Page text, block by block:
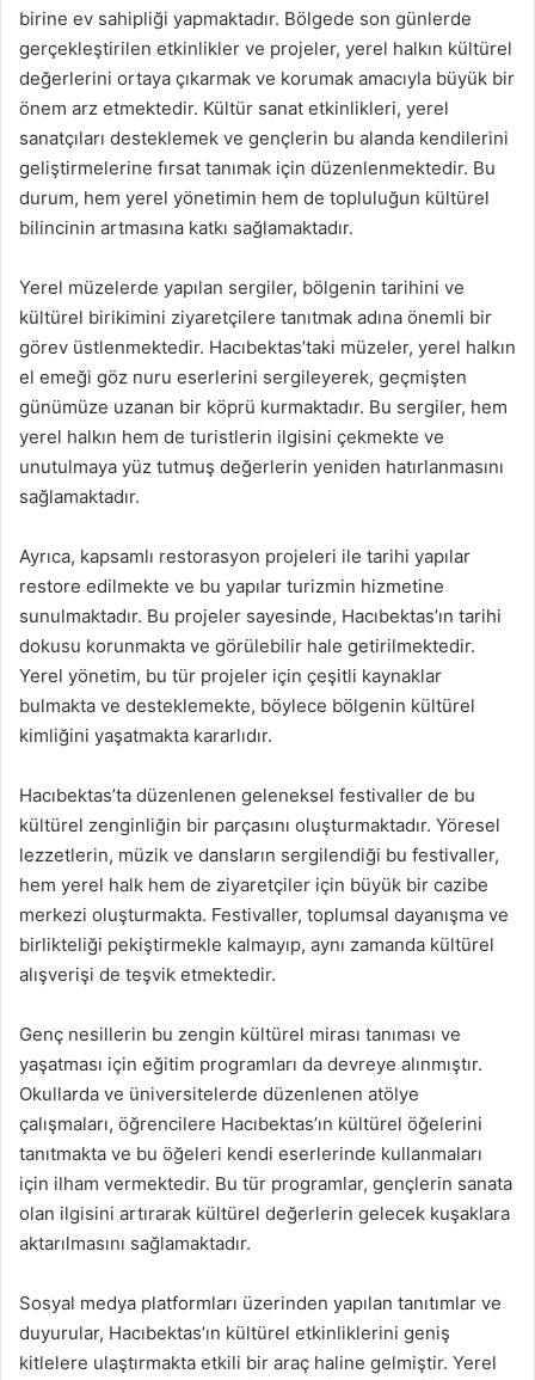
birine ev sahipliği yapmaktadır. Bölgede son günlerde
gerçekleştirilen etkinlikler ve projeler, yerel halkın kültürel
değerlerini ortaya çıkarmak ve korumak amacıyla büyük bir
önem arz etmektedir. Kültür sanat etkinlikleri, yerel
sanatçıları desteklemek ve gençlerin bu alanda kendilerini
geliştirmelerine fırsat tanımak için düzenlenmektedir. Bu
durum, hem yerel yönetimin hem de topluluğun kültürel
bilincinin artmasına katkı sağlamaktadır.
Yerel müzelerde yapılan sergiler, bölgenin tarihini ve
kültürel birikimini ziyaretçilere tanıtmak adına önemli bir
görev üstlenmektedir. Hacıbektas’taki müzeler, yerel halkın
el emeği göz nuru eserlerini sergileyerek, geçmişten
günümüze uzanan bir köprü kurmaktadır. Bu sergiler, hem
yerel halkın hem de turistlerin ilgisini çekmekte ve
unutulmaya yüz tutmuş değerlerin yeniden hatırlanmasını
sağlamaktadır.
Ayrıca, kapsamlı restorasyon projeleri ile tarihi yapılar
restore edilmekte ve bu yapılar turizmin hizmetine
sunulmaktadır. Bu projeler sayesinde, Hacıbektas’ın tarihi
dokusu korunmakta ve görülebilir hale getirilmektedir.
Yerel yönetim, bu tür projeler için çeşitli kaynaklar
bulmakta ve desteklemekte, böylece bölgenin kültürel
kimliğini yaşatmakta kararlıdır.
Hacıbektas’ta düzenlenen geleneksel festivaller de bu
kültürel zenginliğin bir parçasını oluşturmaktadır. Yöresel
lezzetlerin, müzik ve dansların sergilendiği bu festivaller,
hem yerel halk hem de ziyaretçiler için büyük bir cazibe
merkezi oluşturmakta. Festivaller, toplumsal dayanışma ve
birlikteliği pekiştirmekle kalmayıp, aynı zamanda kültürel
alışverişi de teşvik etmektedir.
Genç nesillerin bu zengin kültürel mirası tanıması ve
yaşatması için eğitim programları da devreye alınmıştır.
Okullarda ve üniversitelerde düzenlenen atölye
çalışmaları, öğrencilere Hacıbektas’ın kültürel öğelerini
tanıtmakta ve bu öğeleri kendi eserlerinde kullanmaları
için ilham vermektedir. Bu tür programlar, gençlerin sanata
olan ilgisini artırarak kültürel değerlerin gelecek kuşaklara
aktarılmasını sağlamaktadır.
Sosyal medya platformları üzerinden yapılan tanıtımlar ve
duyurular, Hacıbektas’ın kültürel etkinliklerini geniş
kitlelere ulaştırmakta etkili bir araç haline gelmiştir. Yerel